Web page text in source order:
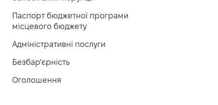
Паспорт бюджетної програми
місцевого бюджету
Адміністративні послуги
Безбар’єрність
Оголошення